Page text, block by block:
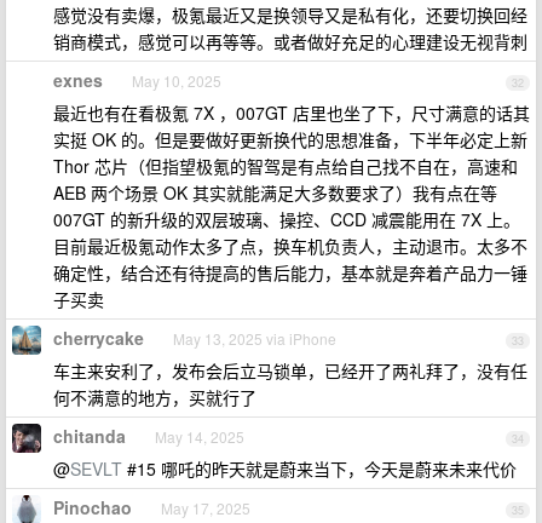
感觉没有卖爆，极氪最近又是换领导又是私有化，还要切换回经
销商模式，感觉可以再等等。或者做好充足的心理建设无视背刺
32
exnes May 10, 2025
最近也有在看极氪 7X ，007GT 店里也坐了下，尺寸满意的话其
实挺 OK 的。但是要做好更新换代的思想准备，下半年必定上新
Thor 芯片（但指望极氪的智驾是有点给自己找不自在，高速和
AEB 两个场景 OK 其实就能满足大多数要求了）我有点在等
007GT 的新升级的双层玻璃、操控、CCD 减震能用在 7X 上。
目前最近极氪动作太多了点，换车机负责人，主动退市。太多不
确定性，结合还有待提高的售后能力，基本就是奔着产品力一锤
子买卖
33
cherrycake May 13, 2025 via iPhone
车主来安利了，发布会后立马锁单，已经开了两礼拜了，没有任
何不满意的地方，买就行了
34
chitanda May 14, 2025
@SEVLT #15 哪吒的昨天就是蔚来当下，今天是蔚来未来代价
35
Pinochao May 17, 2025